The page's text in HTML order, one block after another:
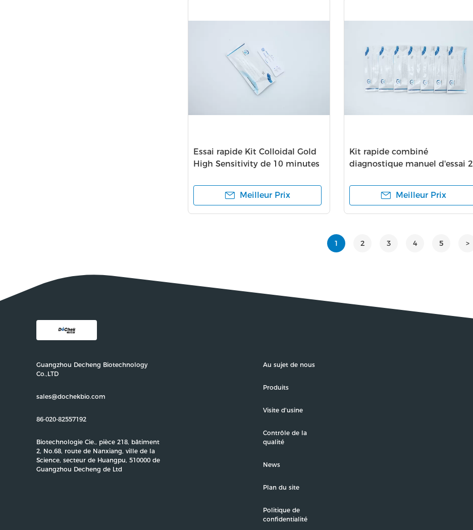
Essai rapide Kit Colloidal Gold
High Sensitivity de 10 minutes
Meilleur Prix
Kit rapide combiné
diagnostique manuel d'essai 2
Meilleur Prix
1 2 3 4 5 >
Guangzhou Decheng Biotechnology
Co.,LTD
sales@dochekbio.com
86-020-82557192
Biotechnologie Cie., pièce 218, bâtiment
2, No.68, route de Nanxiang, ville de la
Science, secteur de Huangpu, 510000 de
Guangzhou Decheng de Ltd
Au sujet de nous
Produits
Visite d'usine
Contrôle de la
qualité
News
Plan du site
Politique de
confidentialité